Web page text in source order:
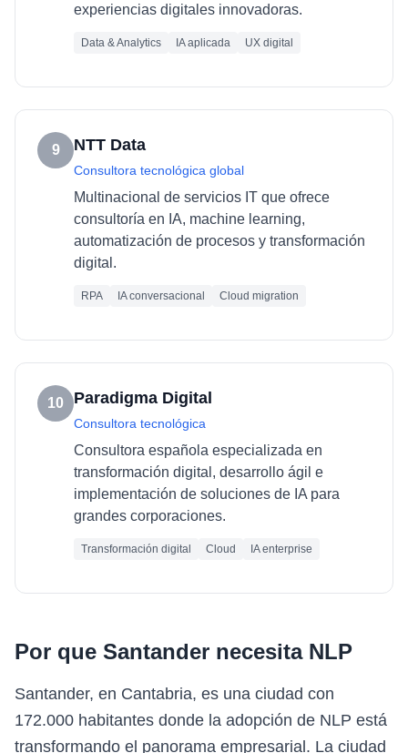
experiencias digitales innovadoras.
Data & Analytics IA aplicada UX digital
9 NTT Data
Consultora tecnológica global
Multinacional de servicios IT que ofrece
consultoría en IA, machine learning,
automatización de procesos y transformación
digital.
RPA IA conversacional Cloud migration
10 Paradigma Digital
Consultora tecnológica
Consultora española especializada en
transformación digital, desarrollo ágil e
implementación de soluciones de IA para
grandes corporaciones.
Transformación digital Cloud IA enterprise
Por que Santander necesita NLP
Santander, en Cantabria, es una ciudad con
172.000 habitantes donde la adopción de NLP está
transformando el panorama empresarial. La ciudad